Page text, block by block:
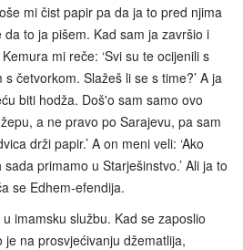
mi čist papir pa da ja to pred njima
to ja pišem. Kad sam ja završio i
mi reče: ‘Svi su te ocijenili s
četvorkom. Slažeš li se s time?’ A ja
biti hodža. Doš'o sam samo ovo
a ne pravo po Sarajevu, pa sam
drži papir.’ A on meni veli: ‘Ako
primamo u Starješinstvo.’ Ali ja to
se Edhem-efendija.
imamsku službu. Kad se zaposlio
na prosvjećivanju džematlija,